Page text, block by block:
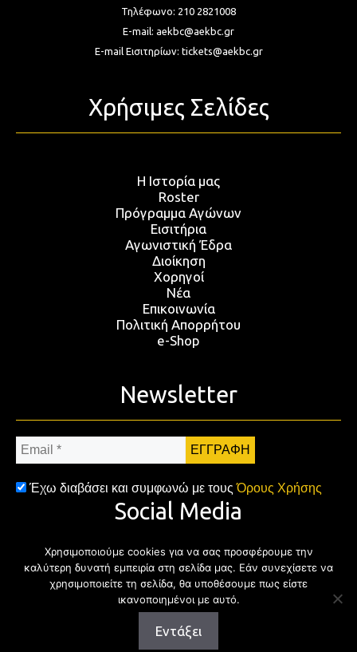
Τηλέφωνο: 210 2821008
E-mail: aekbc@aekbc.gr
E-mail Εισιτηρίων: tickets@aekbc.gr
Χρήσιμες Σελίδες
Η Ιστορία μας
Roster
Πρόγραμμα Αγώνων
Εισιτήρια
Αγωνιστική Έδρα
Διοίκηση
Χορηγοί
Νέα
Επικοινωνία
Πολιτική Απορρήτου
e-Shop
Newsletter
Email
*
Έχω διαβάσει και συμφωνώ με τουςΌρους Χρήσης
Social Media
FacebookTwitter Instagram
Copyright © 2026 | All rights reserved
Χρησιμοποιούμε cookies για να σας προσφέρουμε την
καλύτερη δυνατή εμπειρία στη σελίδα μας. Εάν συνεχίσετε να
χρησιμοποιείτε τη σελίδα, θα υποθέσουμε πως είστε
ικανοποιημένοι με αυτό.
Εντάξει